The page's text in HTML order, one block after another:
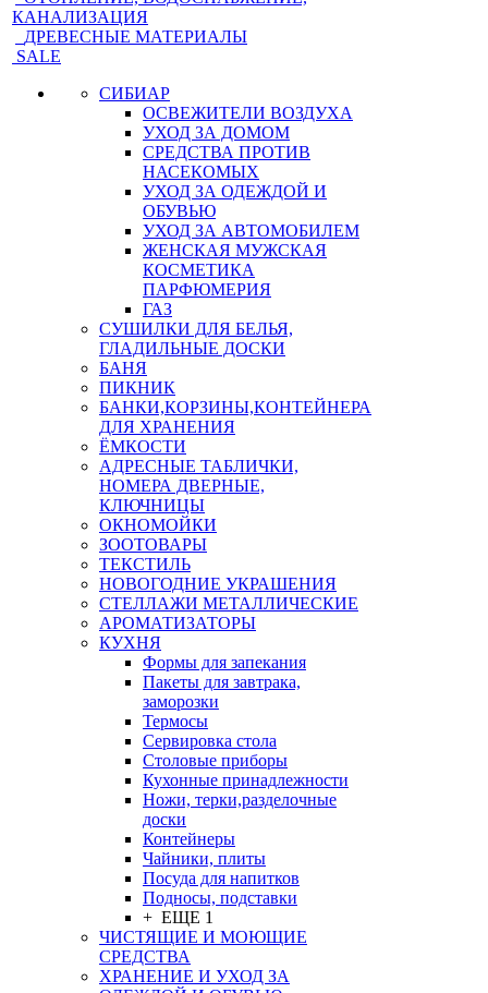
КАНАЛИЗАЦИЯ
ДРЕВЕСНЫЕ МАТЕРИАЛЫ
SALE
СИБИАР
ОСВЕЖИТЕЛИ ВОЗДУХА
УХОД ЗА ДОМОМ
СРЕДСТВА ПРОТИВ
НАСЕКОМЫХ
УХОД ЗА ОДЕЖДОЙ И
ОБУВЬЮ
УХОД ЗА АВТОМОБИЛЕМ
ЖЕНСКАЯ МУЖСКАЯ
КОСМЕТИКА
ПАРФЮМЕРИЯ
ГАЗ
СУШИЛКИ ДЛЯ БЕЛЬЯ,
ГЛАДИЛЬНЫЕ ДОСКИ
БАНЯ
ПИКНИК
БАНКИ,КОРЗИНЫ,КОНТЕЙНЕРА
ДЛЯ ХРАНЕНИЯ
ЁМКОСТИ
АДРЕСНЫЕ ТАБЛИЧКИ,
НОМЕРА ДВЕРНЫЕ,
КЛЮЧНИЦЫ
ОКНОМОЙКИ
ЗООТОВАРЫ
ТЕКСТИЛЬ
НОВОГОДНИЕ УКРАШЕНИЯ
СТЕЛЛАЖИ МЕТАЛЛИЧЕСКИЕ
АРОМАТИЗАТОРЫ
КУХНЯ
Формы для запекания
Пакеты для завтрака,
заморозки
Термосы
Сервировка стола
Столовые приборы
Кухонные принадлежности
Ножи, терки,разделочные
доски
Контейнеры
Чайники, плиты
Посуда для напитков
Подносы, подставки
+ ЕЩЕ 1
ЧИСТЯЩИЕ И МОЮЩИЕ
СРЕДСТВА
ХРАНЕНИЕ И УХОД ЗА